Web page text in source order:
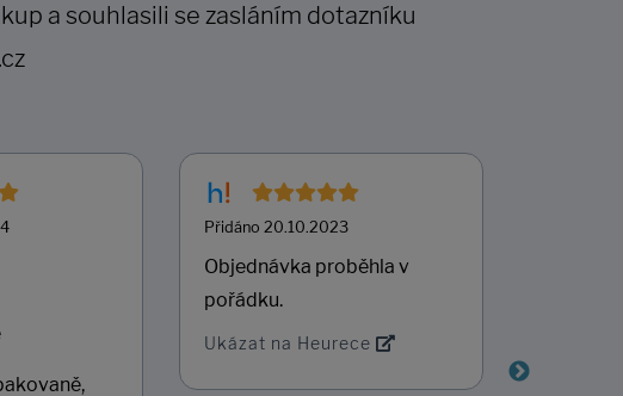
a souhlasili se zasláním dotazníku
Přidáno 20.10.2023
Objednávka proběhla v
pořádku.
Ukázat na Heurece